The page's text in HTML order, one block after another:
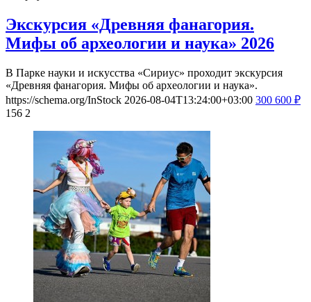
Экскурсия «Древняя фанагория.
Мифы об археологии и наука» 2026
В Парке науки и искусства «Сириус» проходит экскурсия
«Древняя фанагория. Мифы об археологии и наука».
https://schema.org/InStock 2026-08-04T13:24:00+03:00 300 600 ₽
156 2